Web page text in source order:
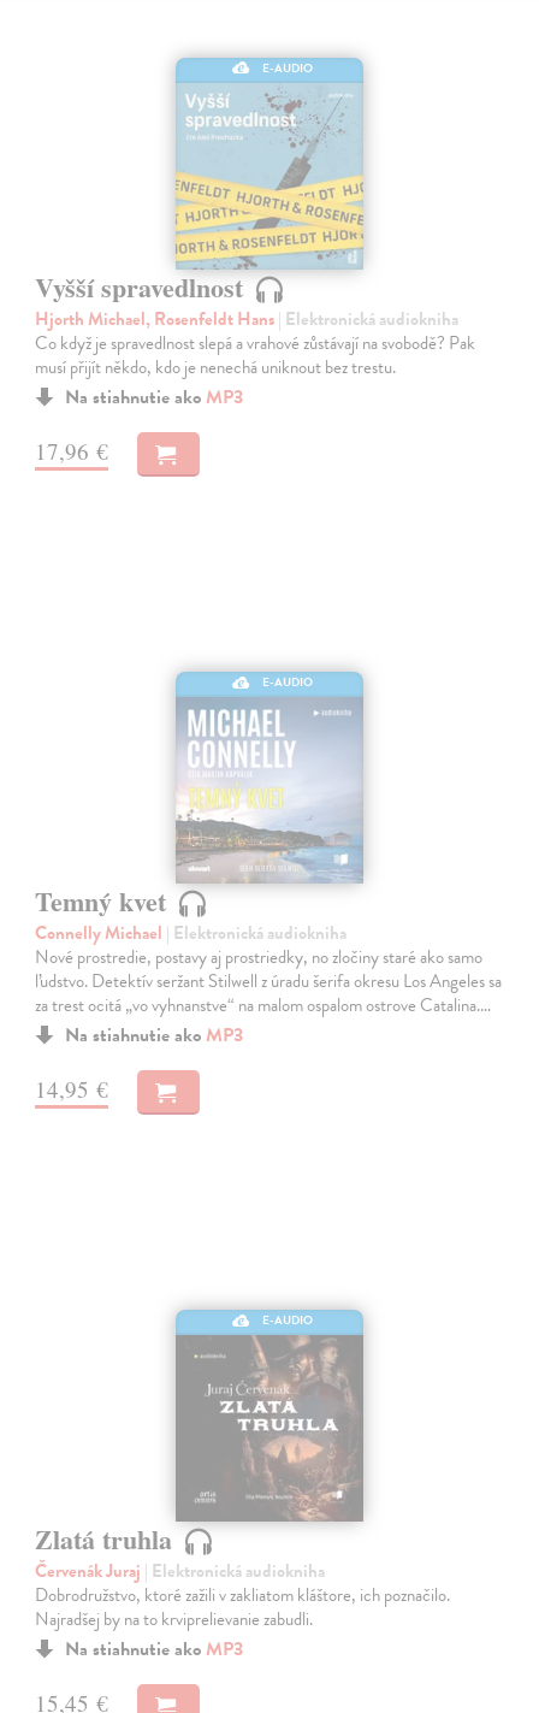
E-AUDIO
Vyšší spravedlnost
Hjorth Michael, Rosenfeldt Hans| Elektronická audiokniha
Co když je spravedlnost slepá a vrahové zůstávají na svobodě? Pak
musí přijít někdo, kdo je nenechá uniknout bez trestu.
Na stiahnutie ako MP3
17,96 €
E-AUDIO
Temný kvet
Connelly Michael | Elektronická audiokniha
Nové prostredie, postavy aj prostriedky, no zločiny staré ako samo
ľudstvo. Detektív seržant Stilwell z úradu šerifa okresu Los Angeles sa
za trest ocitá „vo vyhnanstve“ na malom ospalom ostrove Catalina.…
Na stiahnutie ako MP3
14,95 €
E-AUDIO
Zlatá truhla
Červenák Juraj | Elektronická audiokniha
Dobrodružstvo, ktoré zažili v zakliatom kláštore, ich poznačilo.
Najradšej by na to krviprelievanie zabudli.
Na stiahnutie ako MP3
15,45 €